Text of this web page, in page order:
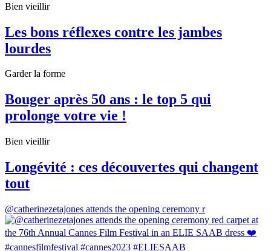
Bien vieillir
Les bons réflexes contre les jambes
lourdes
Garder la forme
Bouger après 50 ans : le top 5 qui
prolonge votre vie !
Bien vieillir
Longévité : ces découvertes qui changent
tout
@catherinezetajones attends the opening ceremony r